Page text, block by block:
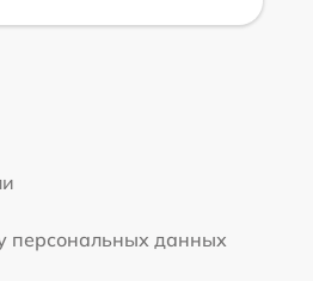
персональных данных